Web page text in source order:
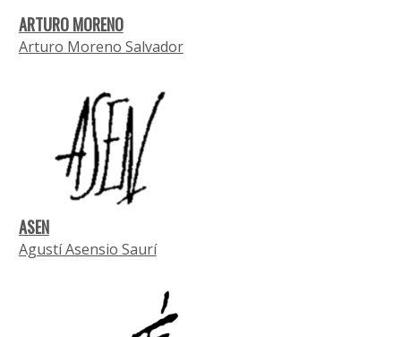
ARTURO MORENO
Arturo Moreno Salvador
ASEN
Agustí Asensio Saurí